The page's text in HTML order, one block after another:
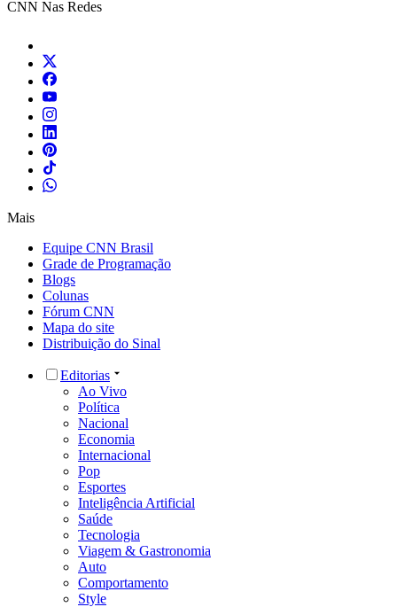
CNN Nas Redes
Mais
Equipe CNN Brasil
Grade de Programação
Blogs
Colunas
Fórum CNN
Mapa do site
Distribuição do Sinal
Editorias
Ao Vivo
Política
Nacional
Economia
Internacional
Pop
Esportes
Inteligência Artificial
Saúde
Tecnologia
Viagem & Gastronomia
Auto
Comportamento
Style